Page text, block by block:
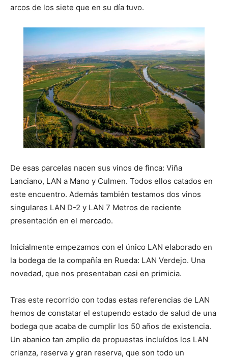
arcos de los siete que en su día tuvo.
De esas parcelas nacen sus vinos de finca: Viña
Lanciano, LAN a Mano y Culmen. Todos ellos catados en
este encuentro. Además también testamos dos vinos
singulares LAN D-2 y LAN 7 Metros de reciente
presentación en el mercado.
Inicialmente empezamos con el único LAN elaborado en
la bodega de la compañía en Rueda: LAN Verdejo. Una
novedad, que nos presentaban casi en primicia.
Tras este recorrido con todas estas referencias de LAN
hemos de constatar el estupendo estado de salud de una
bodega que acaba de cumplir los 50 años de existencia.
Un abanico tan amplio de propuestas incluídos los LAN
crianza, reserva y gran reserva, que son todo un